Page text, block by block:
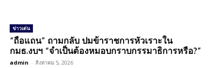
ข่าวเด่น
“ถือแถน” ถามกลับ ปมข้าราชการหัวเราะใน
กมธ.งบฯ “จำเป็นต้องหมอบกราบกรรมาธิการหรือ?”
admin - สิงหาคม 5, 2026